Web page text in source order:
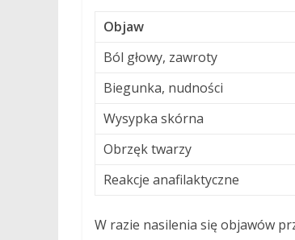
Objaw
Ból głowy, zawroty
Biegunka, nudności
Wysypka skórna
Obrzęk twarzy
Reakcje anafilaktyczne
W razie nasilenia się objawów